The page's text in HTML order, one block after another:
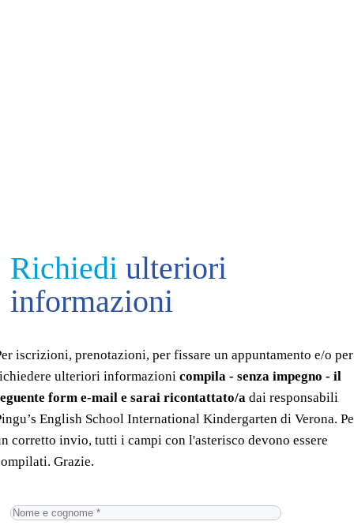
Richiedi ulteriori
informazioni
iscrizioni, prenotazioni, per fissare un appuntamento e/o per
ulteriori informazioni compila - senza impegno - il
form e-mail e sarai ricontattato/a dai responsabili
English School International Kindergarten di Verona.
corretto invio, tutti i campi con l'asterisco devono essere
Grazie.